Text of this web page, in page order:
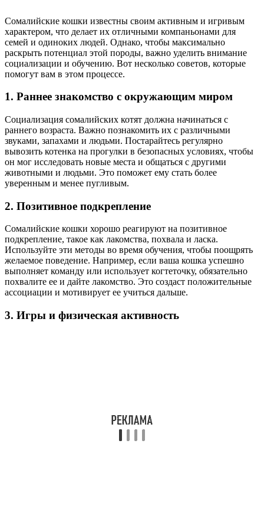
Сомалийские кошки известны своим активным и игривым
характером, что делает их отличными компаньонами для
семей и одиноких людей. Однако, чтобы максимально
раскрыть потенциал этой породы, важно уделить внимание
социализации и обучению. Вот несколько советов, которые
помогут вам в этом процессе.
1. Раннее знакомство с окружающим миром
Социализация сомалийских котят должна начинаться с
раннего возраста. Важно познакомить их с различными
звуками, запахами и людьми. Постарайтесь регулярно
вывозить котенка на прогулки в безопасных условиях, чтобы
он мог исследовать новые места и общаться с другими
животными и людьми. Это поможет ему стать более
уверенным и менее пугливым.
2. Позитивное подкрепление
Сомалийские кошки хорошо реагируют на позитивное
подкрепление, такое как лакомства, похвала и ласка.
Используйте эти методы во время обучения, чтобы поощрять
желаемое поведение. Например, если ваша кошка успешно
выполняет команду или использует когтеточку, обязательно
похвалите ее и дайте лакомство. Это создаст положительные
ассоциации и мотивирует ее учиться дальше.
3. Игры и физическая активность